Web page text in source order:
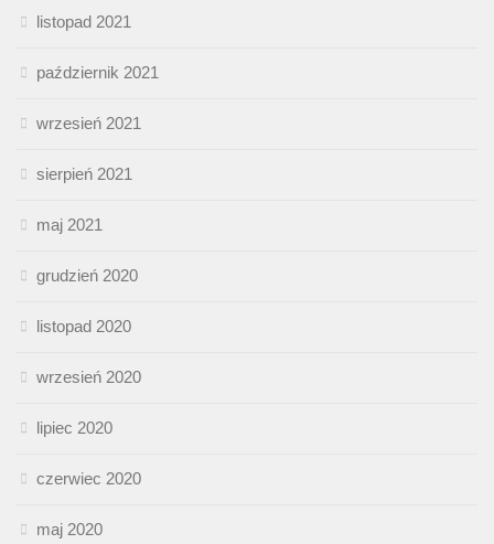
listopad 2021
październik 2021
wrzesień 2021
sierpień 2021
maj 2021
grudzień 2020
listopad 2020
wrzesień 2020
lipiec 2020
czerwiec 2020
maj 2020